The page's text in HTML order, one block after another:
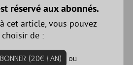
réservé aux abonnés.
cet article, vous pouvez
choisir de :
(20€ / AN)
ou